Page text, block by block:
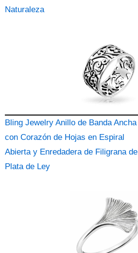
Naturaleza
Bling Jewelry Anillo de Banda Ancha
con Corazón de Hojas en Espiral
Abierta y Enredadera de Filigrana de
Plata de Ley